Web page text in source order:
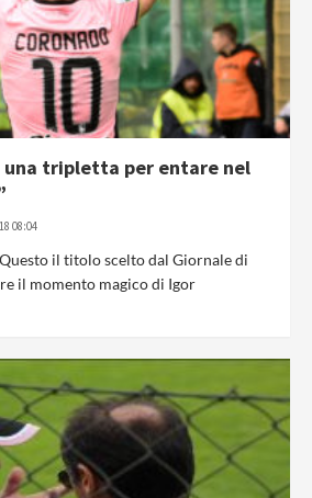
una tripletta per entare nel
08:04
il titolo scelto dal Giornale di
il momento magico di Igor